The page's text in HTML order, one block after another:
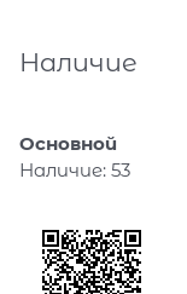
Наличие
Основной
Наличие: 53